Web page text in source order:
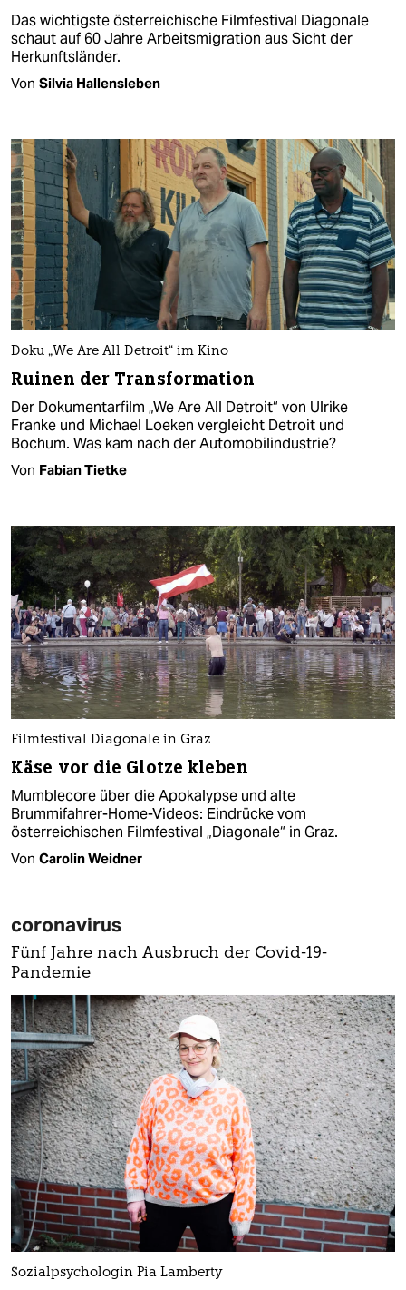
Das wichtigste österreichische Filmfestival Diagonale
schaut auf 60 Jahre Arbeitsmigration aus Sicht der
Herkunftsländer.
Von Silvia Hallensleben
Doku „We Are All Detroit“ im Kino
Ruinen der Transformation
Der Dokumentarfilm „We Are All Detroit“ von Ulrike
Franke und Michael Loeken vergleicht Detroit und
Bochum. Was kam nach der Automobilindustrie?
Von Fabian Tietke
Filmfestival Diagonale in Graz
Käse vor die Glotze kleben
Mumblecore über die Apokalypse und alte
Brummifahrer-Home-Videos: Eindrücke vom
österreichischen Filmfestival „Diagonale“ in Graz.
Von Carolin Weidner
coronavirus
Fünf Jahre nach Ausbruch der Covid-19-
Pandemie
Sozialpsychologin Pia Lamberty